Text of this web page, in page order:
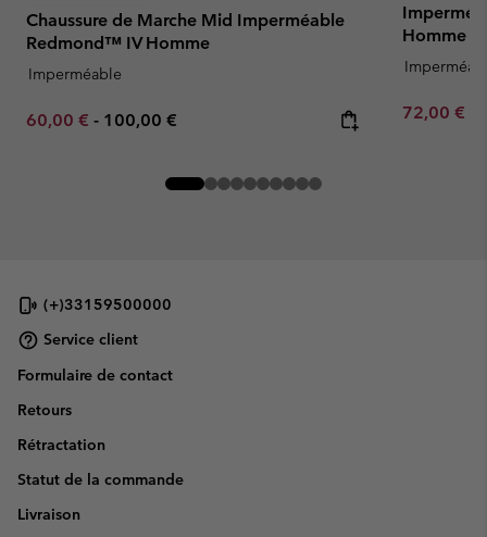
Chaussure de Marche Mid Imperméable
Redmond™ IV Homme
Imperméable
Minimum sale price:
60,00 € - Maximum price:
100,00 €
Homme
Minimum
72,00 €
(+)33159500000
Service client
Formulaire de contact
Retours
Rétractation
Statut de la commande
Livraison